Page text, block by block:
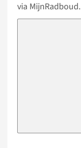
via MijnRadboud.